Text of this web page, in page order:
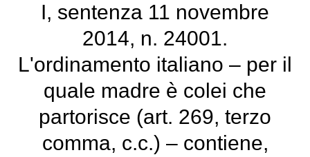
I, sentenza 11 novembre
2014, n. 24001.
L'ordinamento italiano – per il
quale madre è colei che
partorisce (art. 269, terzo
comma, c.c.) – contiene,